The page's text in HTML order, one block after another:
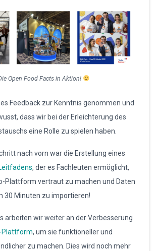
Open Food Facts in Aktion!
Feedback zur Kenntnis genommen und
dass wir bei der Erleichterung des
eine Rolle zu spielen haben.
nach vorn war die Erstellung eines
, der es Fachleuten ermöglicht,
Plattform vertraut zu machen und Daten
30 Minuten zu importieren!
arbeiten wir weiter an der Verbesserung
Plattform, um sie funktioneller und
zu machen. Dies wird noch mehr